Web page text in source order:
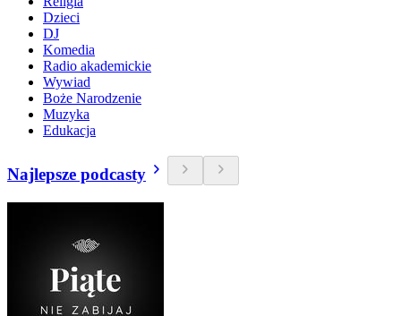
Dzieci
DJ
Komedia
Radio akademickie
Wywiad
Boże Narodzenie
Muzyka
Edukacja
Najlepsze podcasty